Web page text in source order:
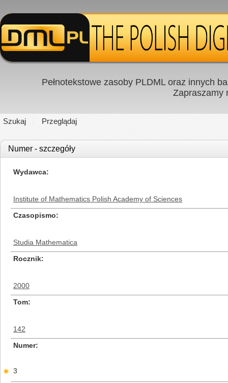
Pełnotekstowe zasoby PLDML oraz innych
Zapraszamy
Szukaj Przeglądaj
Numer - szczegóły
Wydawca
Institute of Mathematics Polish Academy of Sciences
Czasopismo
Studia Mathematica
Rocznik
2000
Tom
142
Numer
3